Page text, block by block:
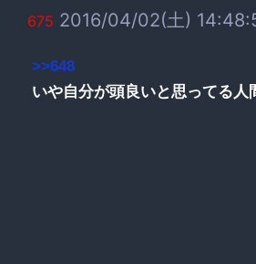
675 2016/04/02(土)
>>648
いや自分が頭良いと思ってる人